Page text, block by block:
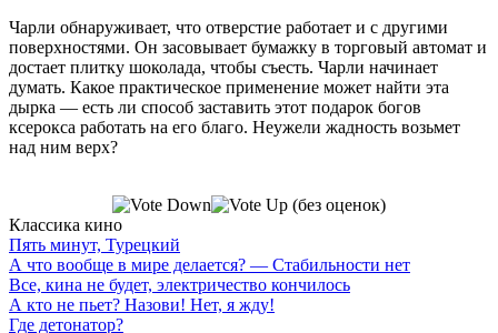
Чарли обнаруживает, что отверстие работает и с другими
поверхностями. Он засовывает бумажку в торговый автомат и
достает плитку шоколада, чтобы съесть. Чарли начинает
думать. Какое практическое применение может найти эта
дырка — есть ли способ заставить этот подарок богов
ксерокса работать на его благо. Неужели жадность возьмет
над ним верх?
(без оценок)
Классика кино
Пять минут, Турецкий
А что вообще в мире делается? — Стабильности нет
Все, кина не будет, электричество кончилось
А кто не пьет? Назови! Нет, я жду!
Где детонатор?